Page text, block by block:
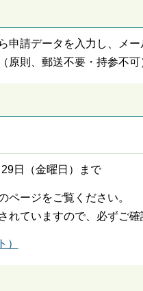
申請データを入力し、メ
原則、郵送不要・持参不可
日（金曜日）まで
ージをご覧ください。
ていますので、必ずご確